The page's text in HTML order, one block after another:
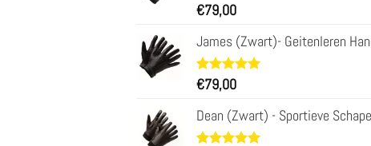
Waardering
op 5
gebaseerd
op
34
klantbeoordelingen
€79,00
James (Zwart)- Geitenleren
Waardering
op 5
gebaseerd
op
31
klantbeoordelingen
€79,00
Dean (Zwart) - Sportieve